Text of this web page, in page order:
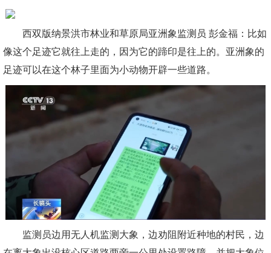
西双版纳景洪市林业和草原局亚洲象监测员 彭金福：比如
像这个足迹它就往上走的，因为它的蹄印是往上的。亚洲象的
足迹可以在这个林子里面为小动物开辟一些道路。
监测员边用无人机监测大象，边劝阻附近种地的村民，边